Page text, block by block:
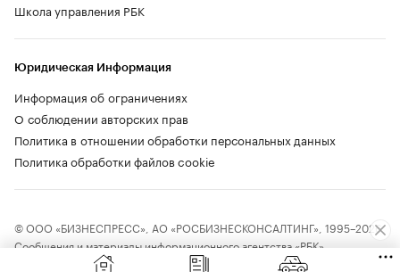
Школа управления РБК
Юридическая Информация
Информация об ограничениях
О соблюдении авторских прав
Политика в отношении обработки персональных данных
Политика обработки файлов cookie
© ООО «БИЗНЕСПРЕСС», АО «РОСБИЗНЕСКОНСАЛТИНГ», 1995–2026.
Сообщения и материалы информационного агентства «РБК»
(свидетельство о регистрации средства массовой информации выдано